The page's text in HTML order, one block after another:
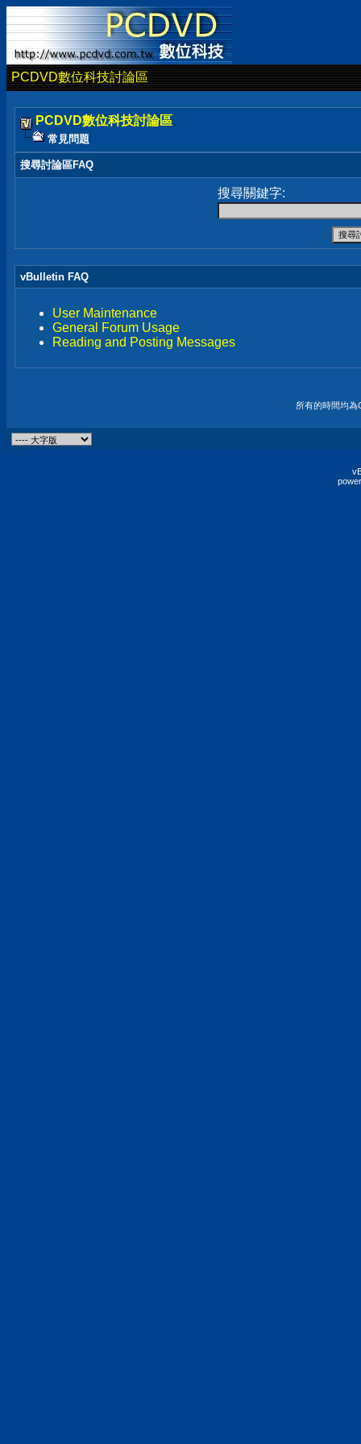
PCDVD數位科技討論區
PCDVD數位科技討論區
常見問題
搜尋討論區FAQ
搜尋關鍵字:
vBulletin FAQ
User Maintenance
General Forum Usage
Reading and Posting Messages
所有的時間均為